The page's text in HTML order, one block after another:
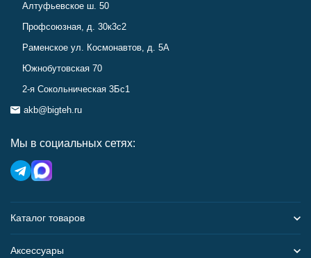
Алтуфьевское ш. 50
Профсоюзная, д. 30к3с2
Раменское ул. Космонавтов, д. 5А
Южнобутовская 70
2-я Сокольническая 3Бс1
akb@bigteh.ru
Мы в социальных сетях:
Каталог товаров
Аксессуары